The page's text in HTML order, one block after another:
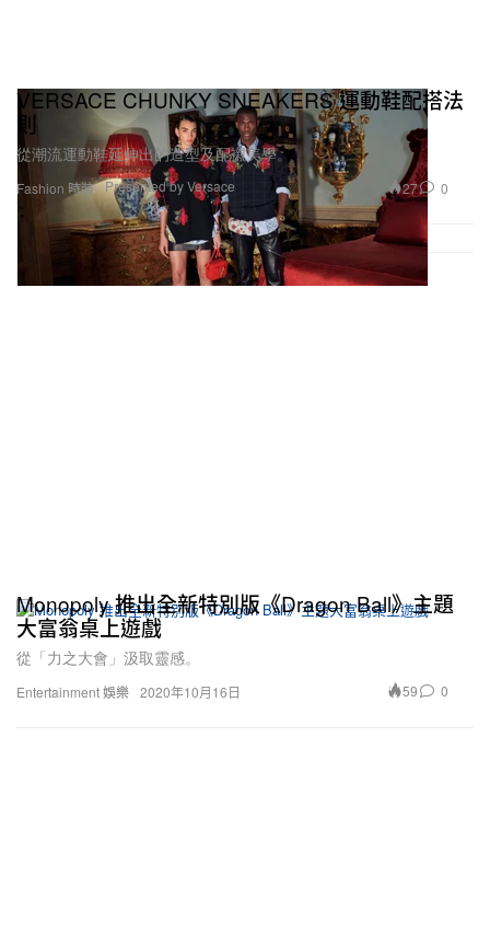
Fashion 時裝
VERSACE CHUNKY SNEAKERS 運動鞋配搭法
則
從潮流運動鞋延伸出的造型及配襯美學。
Presented by Versace 27 0
Entertainment 娛樂
Monopoly 推出全新特別版《Dragon Ball》主題
大富翁桌上遊戲
從「力之大會」汲取靈感。
2020年10月16日 59 0